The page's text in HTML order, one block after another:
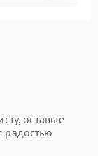
оставьте
радостью